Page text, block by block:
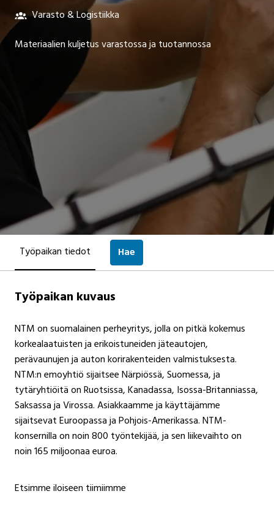
Varasto & Logistiikka
Materiaalien kuljetus varastossa ja tuotannossa
Työpaikan tiedot Hae
Työpaikan kuvaus
NTM on suomalainen perheyritys, jolla on pitkä kokemus
korkealaatuisten ja erikoistuneiden jäteautojen,
perävaunujen ja auton korirakenteiden valmistuksesta.
NTM:n emoyhtiö sijaitsee Närpiössä, Suomessa, ja
tytäryhtiöitä on Ruotsissa, Kanadassa, Isossa-Britanniassa,
Saksassa ja Virossa. Asiakkaamme ja käyttäjämme
sijaitsevat Euroopassa ja Pohjois-Amerikassa. NTM-
konsernilla on noin 800 työntekijää, ja sen liikevaihto on
noin 165 miljoonaa euroa.
Etsimme iloiseen tiimiimme